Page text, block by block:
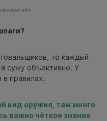
то каждый
сужу объективно. У
в правилах.
вид оружия, там много
важно чёткое знание